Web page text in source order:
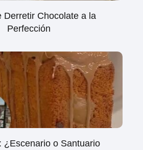
Derretir Chocolate a la
Perfección
¿Escenario o Santuario